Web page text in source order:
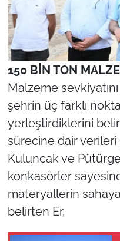
150 BİN TON
Malzeme
şehrin üç farklı
yerleştirdiklerini
sürecine dair verileri
Kuluncak ve
konkasörler
materyallerin sahaya
belirten Er,